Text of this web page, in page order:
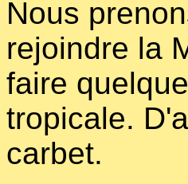
Nous
rejoindre la
faire
tropicale.
carbet.